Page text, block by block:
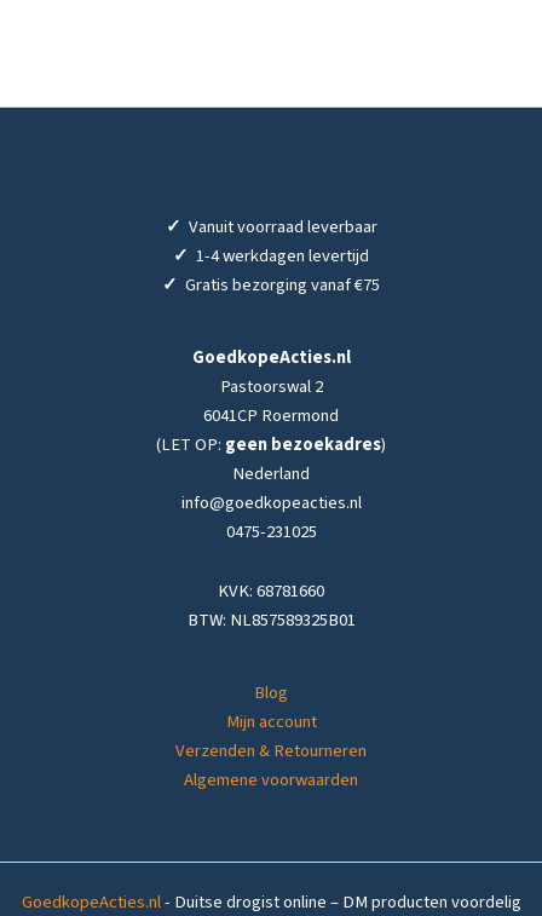
✓ Vanuit voorraad leverbaar
✓ 1-4 werkdagen levertijd
✓ Gratis bezorging vanaf €75
GoedkopeActies.nl
Pastoorswal 2
6041CP Roermond
(LET OP: geen bezoekadres)
Nederland
info@goedkopeacties.nl
0475-231025
KVK: 68781660
BTW: NL857589325B01
Blog
Mijn account
Verzenden & Retourneren
Algemene voorwaarden
GoedkopeActies.nl- Duitse drogist online – DM producten voordelig